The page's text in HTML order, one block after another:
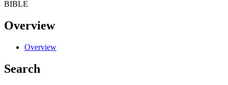
BIBLE
Overview
Overview
Search